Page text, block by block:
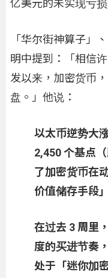
亿美元的未实现亏
「华尔街神算子」
明中提到：「相信
发以来，加密货币
盘。」他说：
以太币逆势大
2,450 个基点
了加密货币在
价值储存手段
在过去 3 周里
度的买进节奏
处于「迷你加